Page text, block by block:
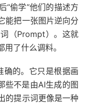
“偷学”他们的描述方
能把一张图片逆向分
（Prompt）。这就
了什么调料。
确的。它只是根据画
些不是由AI生成的图
的提示词更像是一种